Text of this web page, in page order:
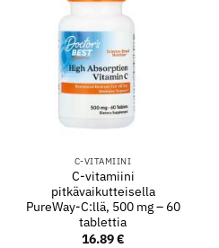
C-VITAMIINI
C-vitamiini
pitkävaikutteisella
PureWay-C:llä, 500 mg – 60
tablettia
16.89€